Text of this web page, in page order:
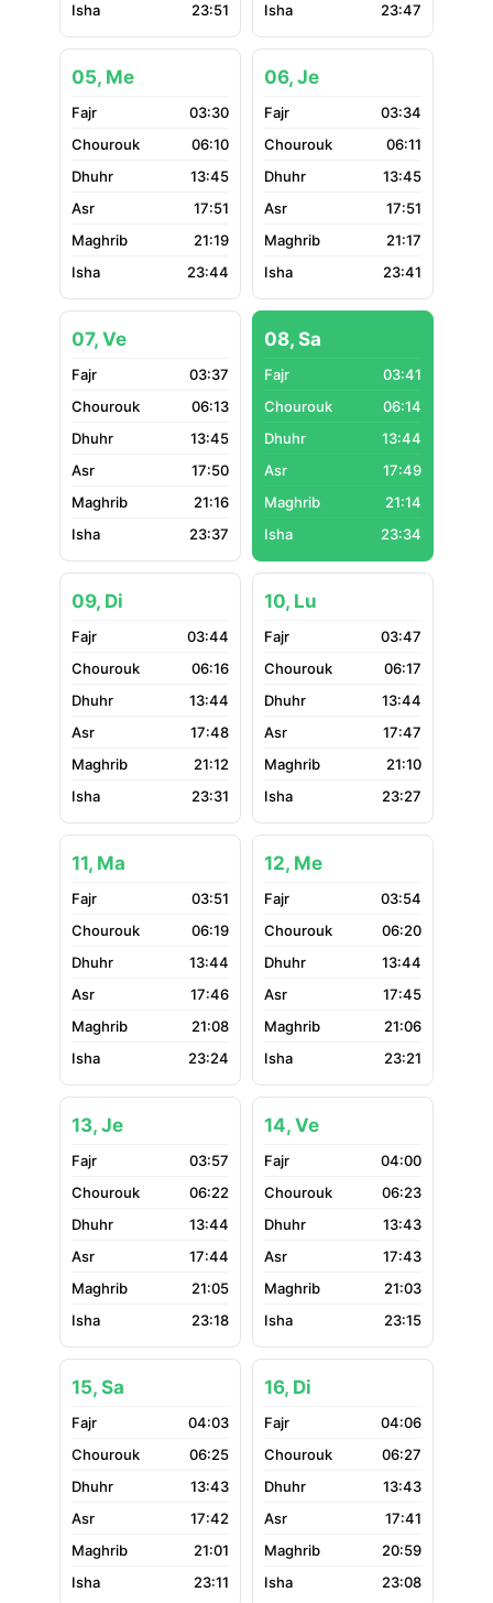
23:51
23:47
05, Me
03:30
06:10
13:45
17:51
21:19
23:44
06, Je
03:34
06:11
13:45
17:51
21:17
23:41
07, Ve
03:37
06:13
13:45
17:50
21:16
23:37
08, Sa
03:41
06:14
13:44
17:49
21:14
23:34
09, Di
03:44
06:16
13:44
17:48
21:12
23:31
10, Lu
03:47
06:17
13:44
17:47
21:10
23:27
11, Ma
03:51
06:19
13:44
17:46
21:08
23:24
12, Me
03:54
06:20
13:44
17:45
21:06
23:21
13, Je
03:57
06:22
13:44
17:44
21:05
23:18
14, Ve
04:00
06:23
13:43
17:43
21:03
23:15
15, Sa
04:03
06:25
13:43
17:42
21:01
23:11
16, Di
04:06
06:27
13:43
17:41
20:59
23:08